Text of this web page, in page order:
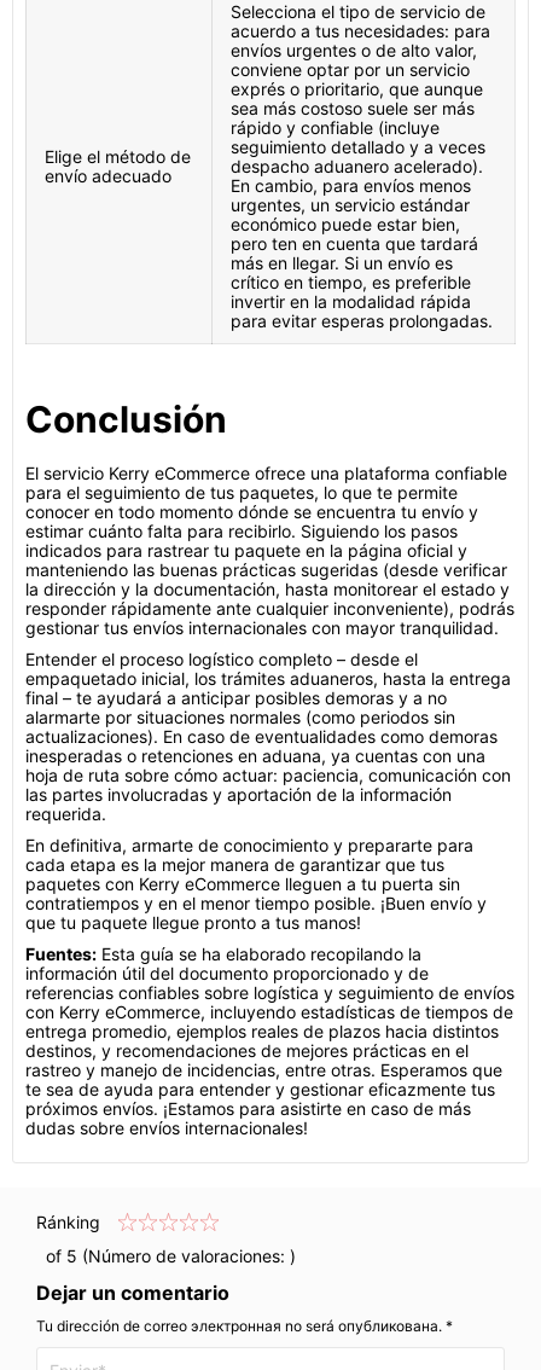
Elige el método de
envío adecuado
Selecciona el tipo de servicio de
acuerdo a tus necesidades: para
envíos urgentes o de alto valor,
conviene optar por un servicio
exprés o prioritario, que aunque
sea más costoso suele ser más
rápido y confiable (incluye
seguimiento detallado y a veces
despacho aduanero acelerado).
En cambio, para envíos menos
urgentes, un servicio estándar
económico puede estar bien,
pero ten en cuenta que tardará
más en llegar. Si un envío es
crítico en tiempo, es preferible
invertir en la modalidad rápida
para evitar esperas prolongadas.
Conclusión
El servicio Kerry eCommerce ofrece una plataforma confiable
para el seguimiento de tus paquetes, lo que te permite
conocer en todo momento dónde se encuentra tu envío y
estimar cuánto falta para recibirlo. Siguiendo los pasos
indicados para rastrear tu paquete en la página oficial y
manteniendo las buenas prácticas sugeridas (desde verificar
la dirección y la documentación, hasta monitorear el estado y
responder rápidamente ante cualquier inconveniente), podrás
gestionar tus envíos internacionales con mayor tranquilidad.
Entender el proceso logístico completo – desde el
empaquetado inicial, los trámites aduaneros, hasta la entrega
final – te ayudará a anticipar posibles demoras y a no
alarmarte por situaciones normales (como periodos sin
actualizaciones). En caso de eventualidades como demoras
inesperadas o retenciones en aduana, ya cuentas con una
hoja de ruta sobre cómo actuar: paciencia, comunicación con
las partes involucradas y aportación de la información
requerida.
En definitiva, armarte de conocimiento y prepararte para
cada etapa es la mejor manera de garantizar que tus
paquetes con Kerry eCommerce lleguen a tu puerta sin
contratiempos y en el menor tiempo posible. ¡Buen envío y
que tu paquete llegue pronto a tus manos!
Fuentes: Esta guía se ha elaborado recopilando la
información útil del documento proporcionado y de
referencias confiables sobre logística y seguimiento de envíos
con Kerry eCommerce, incluyendo estadísticas de tiempos de
entrega promedio, ejemplos reales de plazos hacia distintos
destinos, y recomendaciones de mejores prácticas en el
rastreo y manejo de incidencias, entre otras. Esperamos que
te sea de ayuda para entender y gestionar eficazmente tus
próximos envíos. ¡Estamos para asistirte en caso de más
dudas sobre envíos internacionales!
Ránking
of 5 (Número de valoraciones: )
Dejar un comentario
Tu dirección de correo электронная no será опубликована. *